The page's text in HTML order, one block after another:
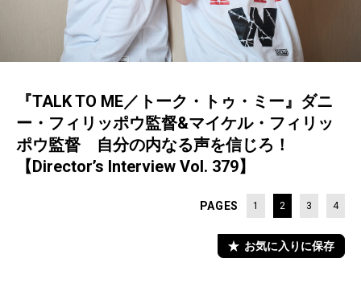
『TALK TO ME／トーク・トゥ・ミー』ダニ
ー・フィリッポウ監督&マイケル・フィリッ
ポウ監督 自分の内なる声を信じろ！
【Director’s Interview Vol. 379】
PAGES 1 2 3 4
お気に入りに保存